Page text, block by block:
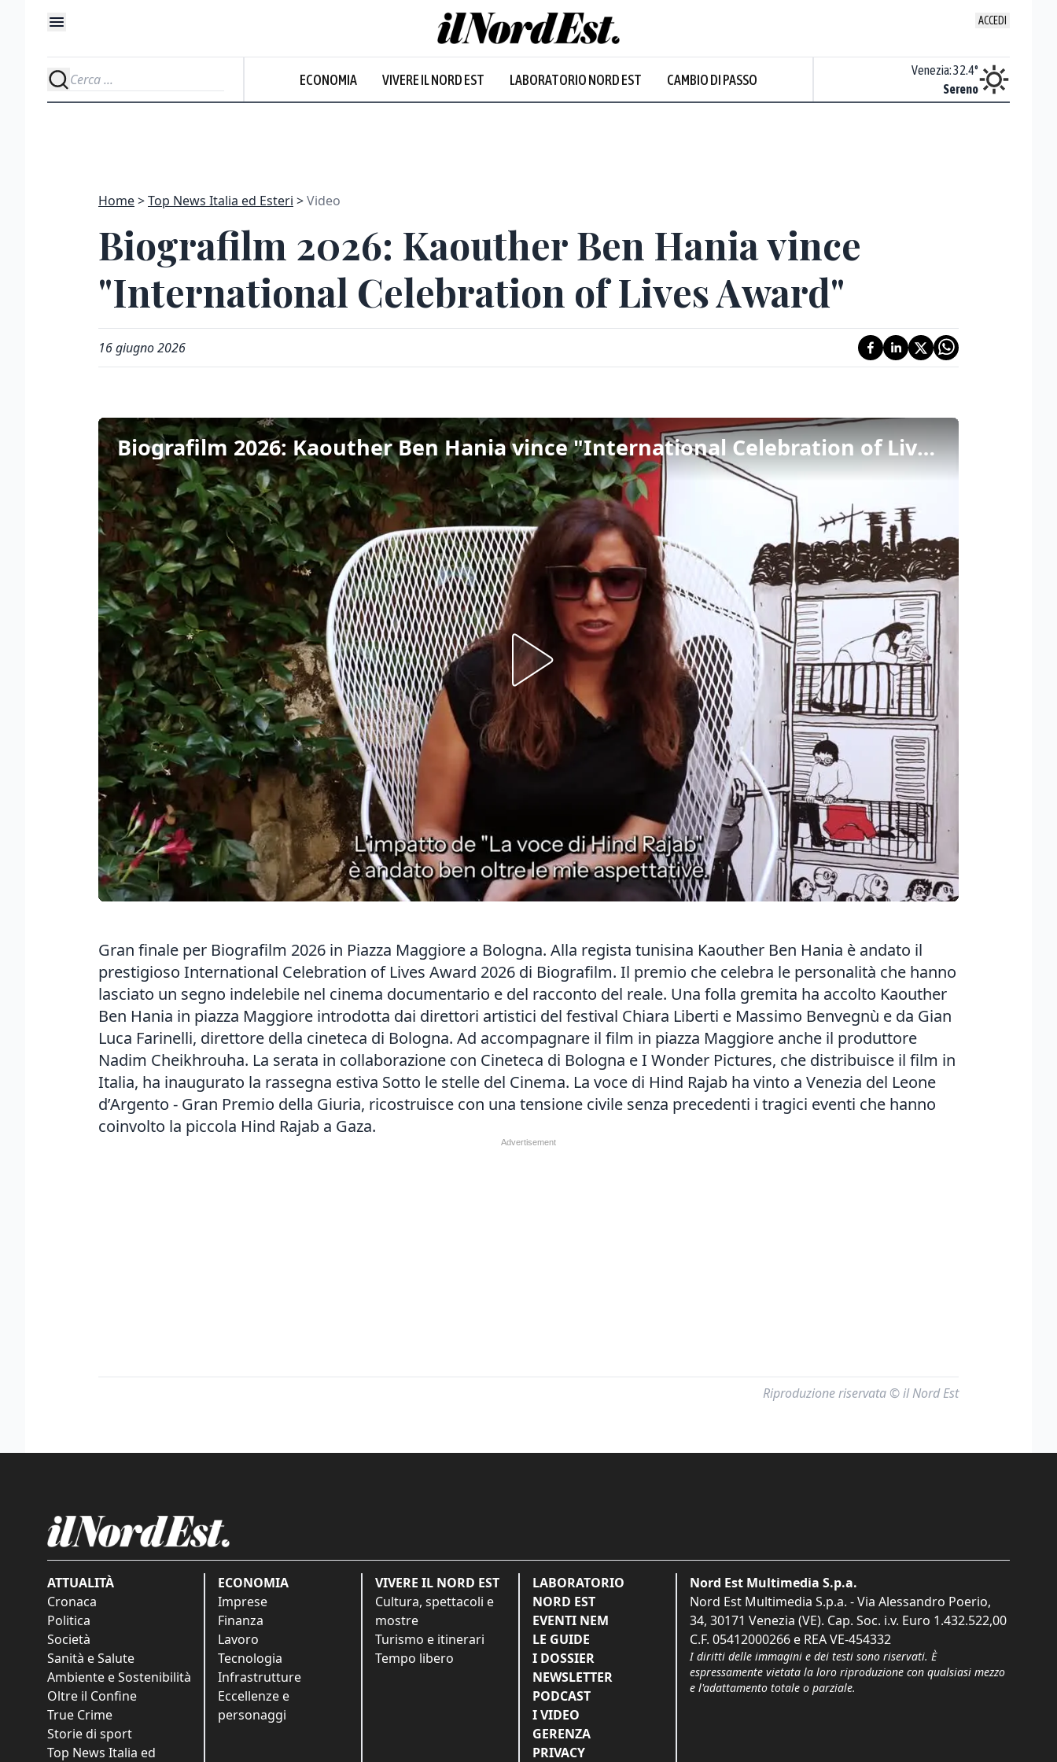
ACCEDI
ECONOMIA VIVERE IL NORD EST LABORATORIO NORD EST CAMBIO DI PASSO
Nuvoloso
Venezia:32.4°
Sereno
Home Top News Italia ed Esteri Video
Biografilm 2026: Kaouther Ben Hania vince
"International Celebration of Lives Award"
16 giugno 2026
Biografilm 2026: Kaouther Ben Hania vince "International Celebration of Lives Award"
Gran finale per Biografilm 2026 in Piazza Maggiore a Bologna. Alla regista tunisina Kaouther Ben Hania è andato il
prestigioso International Celebration of Lives Award 2026 di Biografilm. Il premio che celebra le personalità che hanno
lasciato un segno indelebile nel cinema documentario e del racconto del reale. Una folla gremita ha accolto Kaouther
Ben Hania in piazza Maggiore introdotta dai direttori artistici del festival Chiara Liberti e Massimo Benvegnù e da Gian
Luca Farinelli, direttore della cineteca di Bologna. Ad accompagnare il film in piazza Maggiore anche il produttore
Nadim Cheikhrouha. La serata in collaborazione con Cineteca di Bologna e I Wonder Pictures, che distribuisce il film in
Italia, ha inaugurato la rassegna estiva Sotto le stelle del Cinema. La voce di Hind Rajab ha vinto a Venezia del Leone
d’Argento - Gran Premio della Giuria, ricostruisce con una tensione civile senza precedenti i tragici eventi che hanno
coinvolto la piccola Hind Rajab a Gaza.
Riproduzione riservata © il Nord Est
ATTUALITÀ
Cronaca
Politica
Società
Sanità e Salute
Ambiente e Sostenibilità
Oltre il Confine
True Crime
Storie di sport
Top News Italia ed
ECONOMIA
Imprese
Finanza
Lavoro
Tecnologia
Infrastrutture
Eccellenze e
personaggi
VIVERE IL NORD EST
Cultura, spettacoli e
mostre
Turismo e itinerari
Tempo libero
LABORATORIO
NORD EST
EVENTI NEM
LE GUIDE
I DOSSIER
NEWSLETTER
PODCAST
I VIDEO
GERENZA
PRIVACY
Nord Est Multimedia S.p.a.
Nord Est Multimedia S.p.a. - Via Alessandro Poerio,
34, 30171 Venezia (VE). Cap. Soc. i.v. Euro 1.432.522,00
C.F. 05412000266 e REA VE-454332
I diritti delle immagini e dei testi sono riservati. È
espressamente vietata la loro riproduzione con qualsiasi mezzo
e l'adattamento totale o parziale.